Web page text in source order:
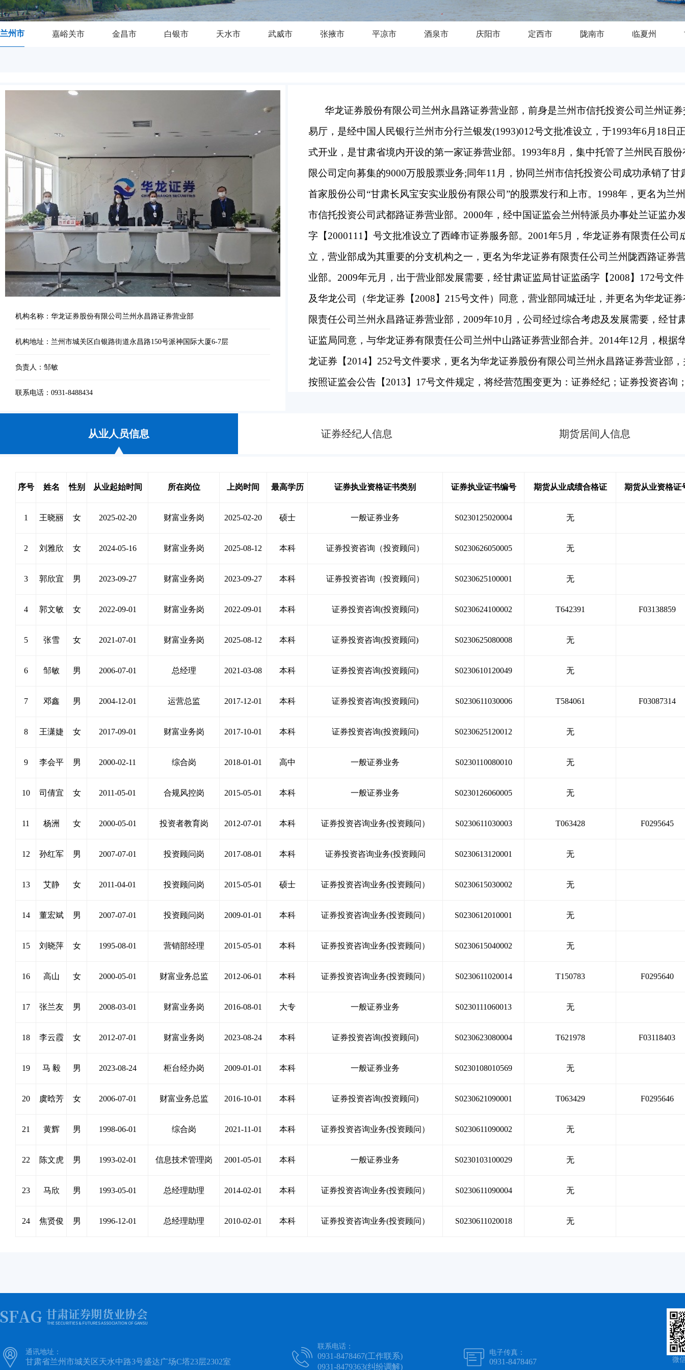
兰州市 嘉峪关市 金昌市 白银市 天水市 武威市 张掖市 平凉市 酒泉市 庆阳市 定西市 陇南市 临夏州
机构名称：华龙证券股份有限公司兰州永昌路证券营业部
机构地址：兰州市城关区白银路街道永昌路150号派神国际大厦6-7层
负责人：邹敏
联系电话：0931-8488434
华龙证券股份有限公司兰州永昌路证券营业部，前身是兰州市信托投资公司兰州证券
易厅，是经中国人民银行兰州市分行兰银发(1993)012号文批准设立，于1993年6月18日
式开业，是甘肃省境内开设的第一家证券营业部。1993年8月，集中托管了兰州民百股份
限公司定向募集的9000万股股票业务;同年11月，协同兰州市信托投资公司成功承销了甘
首家股份公司“甘肃长风宝安实业股份有限公司”的股票发行和上市。1998年，更名为兰州
市信托投资公司武都路证券营业部。2000年，经中国证监会兰州特派员办事处兰证监办
字【2000111】号文批准设立了西峰市证券服务部。2001年5月，华龙证券有限责任公司
立，营业部成为其重要的分支机构之一，更名为华龙证券有限责任公司兰州陇西路证券
业部。2009年元月，出于营业部发展需要，经甘肃证监局甘证监函字【2008】172号文件
及华龙公司（华龙证券【2008】215号文件）同意，营业部同城迁址，并更名为华龙证券
限责任公司兰州永昌路证券营业部，2009年10月，公司经过综合考虑及发展需要，经甘
证监局同意，与华龙证券有限责任公司兰州中山路证券营业部合并。2014年12月，根据
龙证券【2014】252号文件要求，更名为华龙证券股份有限公司兰州永昌路证券营业部，
按照证监会公告【2013】17号文件规定，将经营范围变更为：证券经纪；证券投资咨询
年征程，历史悠久，营业部专注于经纪咨询业务发展和市场业务的开拓。专业到位
70个机位供客户使用；宽敞明亮的散户大厅设有自助委托机11台。营业部拥有国内领先
从业人员信息 证券经纪人信息 期货居间人信息
序号 姓名 性别 从业起始时间 所在岗位 上岗时间 最高学历 证券执业资格证书类别 证券执业证书编号 期货从业成绩合格证 期货从业资格证
1 王晓丽 女 2025-02-20 财富业务岗 2025-02-20 硕士 一般证券业务 S0230125020004 无
2 刘雅欣 女 2024-05-16 财富业务岗 2025-08-12 本科 证券投资咨询（投资顾问） S0230626050005 无
3 郭欣宜 男 2023-09-27 财富业务岗 2023-09-27 本科 证券投资咨询（投资顾问） S0230625100001 无
4 郭文敏 女 2022-09-01 财富业务岗 2022-09-01 本科 证券投资咨询(投资顾问) S0230624100002 T642391 F03138859
5 张雪 女 2021-07-01 财富业务岗 2025-08-12 本科 证券投资咨询(投资顾问) S0230625080008 无
6 邹敏 男 2006-07-01 总经理 2021-03-08 本科 证券投资咨询(投资顾问) S0230610120049 无
7 邓鑫 男 2004-12-01 运营总监 2017-12-01 本科 证券投资咨询(投资顾问) S0230611030006 T584061 F03087314
8 王潇婕 女 2017-09-01 财富业务岗 2017-10-01 本科 证券投资咨询(投资顾问) S0230625120012 无
9 李会平 男 2000-02-11 综合岗 2018-01-01 高中 一般证券业务 S0230110080010 无
10 司倩宜 女 2011-05-01 合规风控岗 2015-05-01 本科 一般证券业务 S0230126060005 无
11 杨洲 女 2000-05-01 投资者教育岗 2012-07-01 本科 证券投资咨询业务(投资顾问） S0230611030003 T063428 F0295645
12 孙红军 男 2007-07-01 投资顾问岗 2017-08-01 本科 证券投资咨询业务(投资顾问 S0230613120001 无
13 艾静 女 2011-04-01 投资顾问岗 2015-05-01 硕士 证券投资咨询业务(投资顾问） S0230615030002 无
14 董宏斌 男 2007-07-01 投资顾问岗 2009-01-01 本科 证券投资咨询业务(投资顾问） S0230612010001 无
15 刘晓萍 女 1995-08-01 营销部经理 2015-05-01 本科 证券投资咨询业务(投资顾问） S0230615040002 无
16 高山 女 2000-05-01 财富业务总监 2012-06-01 本科 证券投资咨询业务(投资顾问） S0230611020014 T150783 F0295640
17 张兰友 男 2008-03-01 财富业务岗 2016-08-01 大专 一般证券业务 S0230111060013 无
18 李云霞 女 2012-07-01 财富业务岗 2023-08-24 本科 证券投资咨询(投资顾问) S0230623080004 T621978 F03118403
19 马 毅 男 2023-08-24 柜台经办岗 2009-01-01 本科 一般证券业务 S0230108010569 无
20 虞晗芳 女 2006-07-01 财富业务总监 2016-10-01 本科 证券投资咨询(投资顾问) S0230621090001 T063429 F0295646
21 黄辉 男 1998-06-01 综合岗 2021-11-01 本科 证券投资咨询业务(投资顾问） S0230611090002 无
22 陈文虎 男 1993-02-01 信息技术管理岗 2001-05-01 本科 一般证券业务 S0230103100029 无
23 马欣 男 1993-05-01 总经理助理 2014-02-01 本科 证券投资咨询业务(投资顾问） S0230611090004 无
24 焦贤俊 男 1996-12-01 总经理助理 2010-02-01 本科 证券投资咨询业务(投资顾问） S0230611020018 无
 通讯地址：
甘肃省兰州市城关区天水中路3号盛达广场C塔23层2302室 
联系电话：
0931-8478467(工作联系)
0931-8479363(纠纷调解)
 电子传真：
0931-8478467 微